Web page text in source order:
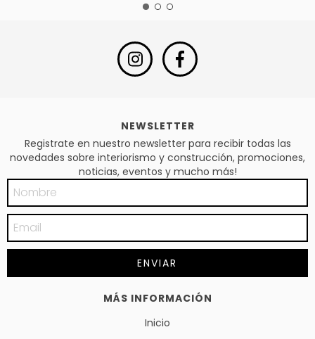
NEWSLETTER
Registrate en nuestro newsletter para recibir todas las
novedades sobre interiorismo y construcción, promociones,
noticias, eventos y mucho más!
MÁS INFORMACIÓN
Inicio